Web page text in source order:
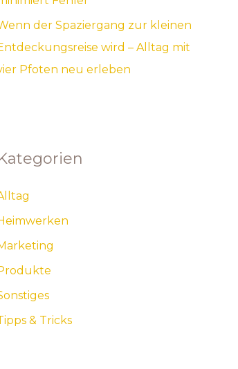
der Spaziergang zur kleinen
wird – Alltag mit
Pfoten neu erleben
& Tricks